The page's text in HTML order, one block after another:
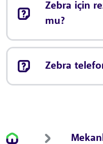
Zebra için
mu?
Zebra